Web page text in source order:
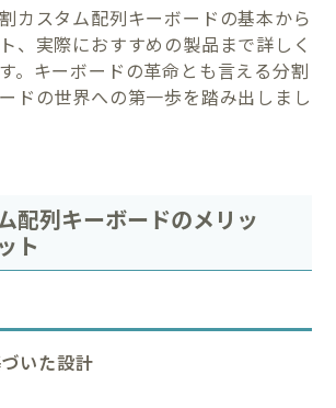
カスタム配列キーボードの基本から
、実際におすすめの製品まで詳しく
。キーボードの革命とも言える分割
ドの世界への第一歩を踏み出しまし
配列キーボードのメリッ
ト
いた設計